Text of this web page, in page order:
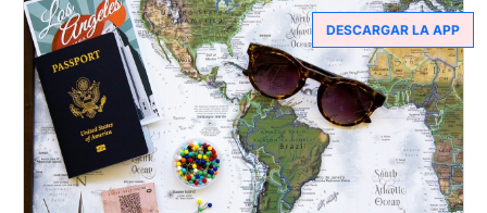
DESCARGAR LA APP